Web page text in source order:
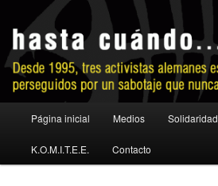
contenido
principalNo a la extradición
principal
Página inicial Medios Solidaridad
K.O.M.I.T.E.E. Contacto